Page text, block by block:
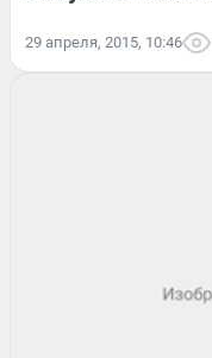
29 апреля, 2015, 10:46